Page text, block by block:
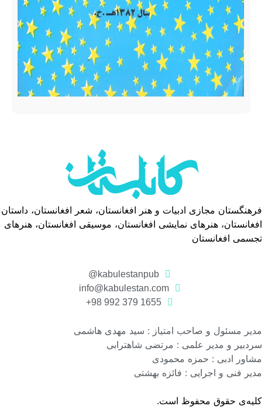
فرهنگستان مجازی ادبیات و هنر افغانستان، شعر افغانستان، داستان
افغانستان، هنرهای نمایشی افغانستان، موسیقی افغانستان، هنرهای
تجسمی افغانستان
kabulestanpub@
info@kabulestan.com
1655 379 992 98+
مدیر مسئول و صاحب امتیاز : سید مهدی هاشمی
سردبیر و مدیر علمی : مرتضی شاهترابی
مشاور ادبی : حمزه محمودی
مدیر فنی و اجرایی : فائزه بهشتی
کلیه‌ی حقوق محفوظ است.